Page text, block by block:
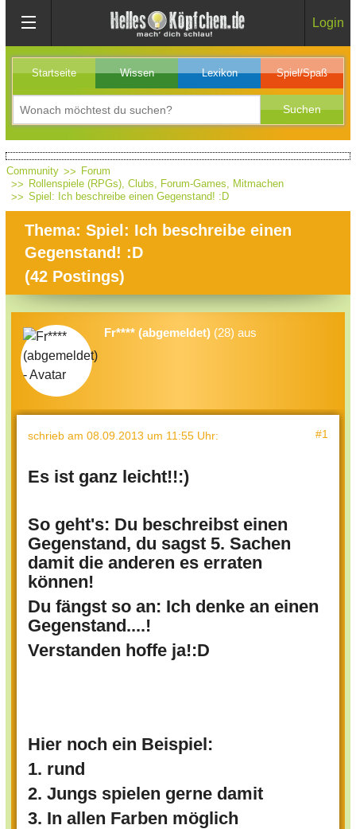
Login
Startseite Wissen Lexikon Spiel/Spaß
Community
Forum
Rollenspiele (RPGs), Clubs, Forum-Games, Mitmachen
Spiel: Ich beschreibe einen Gegenstand! :D
Thema: Spiel: Ich beschreibe einen
Gegenstand! :D
(42 Postings)
Fr**** (abgemeldet) (28) aus
schrieb am 08.09.2013 um 11:55 Uhr: #1
Es ist ganz leicht!!:)
So geht's: Du beschreibst einen
Gegenstand, du sagst 5. Sachen
damit die anderen es erraten
können!
Du fängst so an: Ich denke an einen
Gegenstand....!
Verstanden hoffe ja!:D
Hier noch ein Beispiel:
1. rund
2. Jungs spielen gerne damit
3. In allen Farben möglich